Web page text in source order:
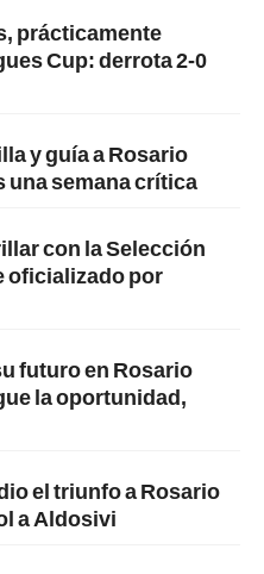
prácticamente
Cup: derrota 2-0
y guía a Rosario
una semana crítica
con la Selección
oficializado por
futuro en Rosario
la oportunidad,
el triunfo a Rosario
a Aldosivi